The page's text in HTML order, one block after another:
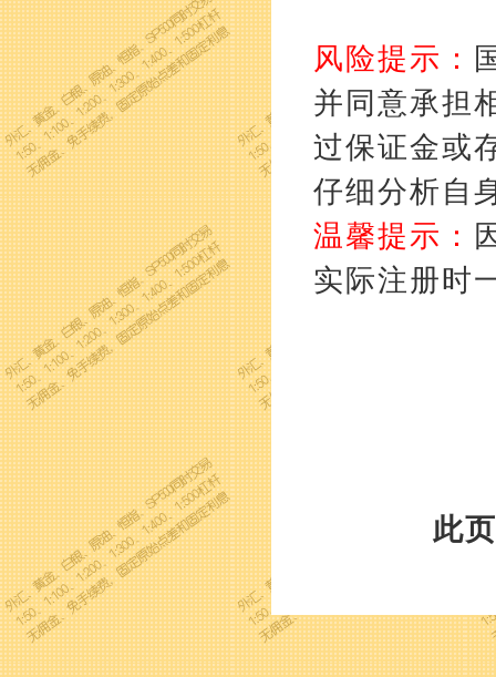
风险提示：
并同意承担
过保证金或
仔细分析自
温馨提示：
实际注册时
此